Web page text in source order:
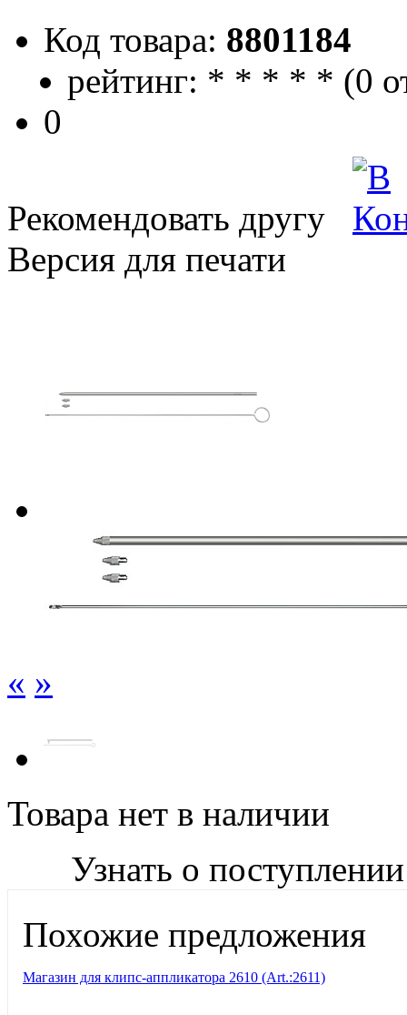
Код товара: 8801184
рейтинг: * * * * * (0
0
Рекомендовать другу
Версия для печати
« »
Товара нет в наличии
Узнать о поступлении
Похожие предложения
Магазин для клипс-аппликатора 2610 (Art.:2611)